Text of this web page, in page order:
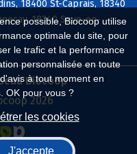
possible, Biocoop utilise
optimale du site, pour
le trafic et la performance
personnalisée en toute
à tout moment en
OK pour vous ?
les cookies
J'accepte
18400 St-Caprais, 18340
18340 Soye-en-
Biocoop
2026